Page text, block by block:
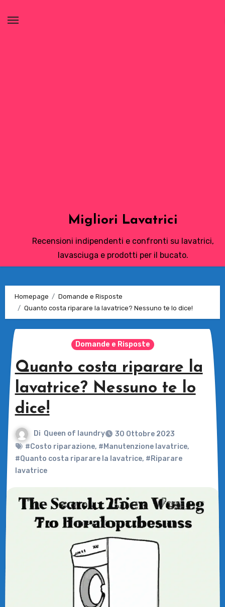
Migliori Lavatrici
Recensioni indipendenti e confronti su lavatrici,
lavasciuga e prodotti per il bucato.
Homepage
Domande e Risposte
Quanto costa riparare la lavatrice? Nessuno te lo dice!
Domande e Risposte
Quanto costa riparare la
lavatrice? Nessuno te lo
dice!
Di Queen of laundry
30 Ottobre 2023
#Costo riparazione, #Manutenzione lavatrice,
#Quanto costa riparare la lavatrice, #Riparare
lavatrice